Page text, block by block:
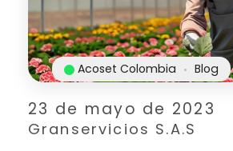
23 de mayo de 2023
Granservicios S.A.S
Acoset Colombia Blog